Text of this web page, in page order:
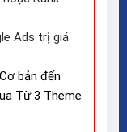
Ads trị giá
bản đến
Từ 3 Theme